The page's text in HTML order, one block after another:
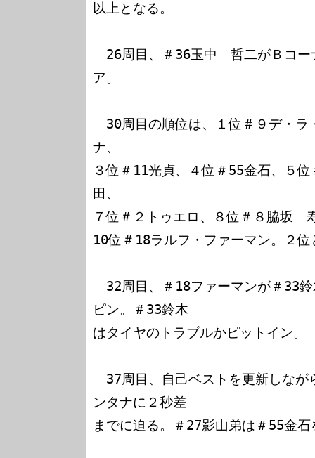
以上となる。
26周目、＃36玉中　哲二がＢコー
ア。
30周目の順位は、１位＃９デ・ラ
ナ、
３位＃11光貞、４位＃55金石、５
田、
７位＃２トゥエロ、８位＃８脇坂
10位＃18ラルフ・ファーマン。２
32周目、＃18ファーマンが＃33
ピン。＃33鈴木
はタイヤのトラブルかピットイン。
37周目、自己ベストを更新しなが
ンタナに２秒差
までに迫る。＃27影山弟は＃55金